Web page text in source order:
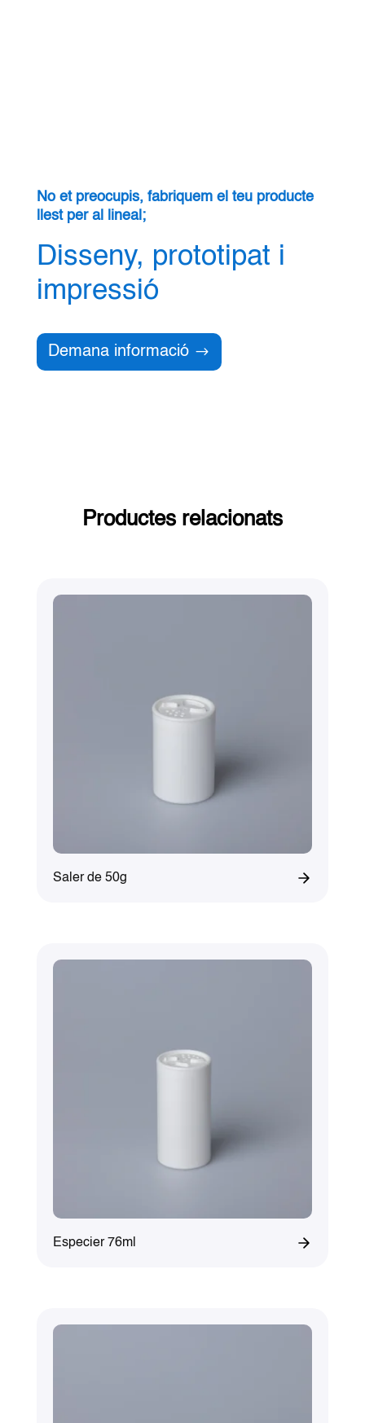
No et preocupis, fabriquem el teu producte
llest per al lineal;
Disseny, prototipat i
impressió
Demana informació
Productes relacionats
Saler de 50g
Especier 76ml